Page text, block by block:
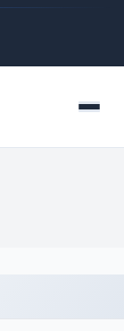
Menu